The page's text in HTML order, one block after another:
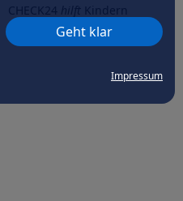
Geht klar
Impressum
CHECK24hilftder Natur